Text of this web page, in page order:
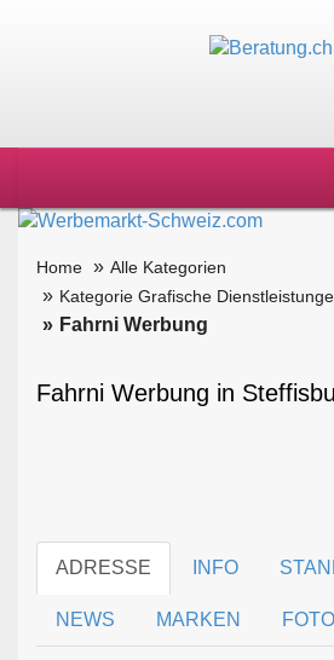
Home
Alle Kategorien
Kategorie Grafische
Fahrni Werbung
Fahrni Werbung in
ADRESSE INFO
NEWS MARKEN